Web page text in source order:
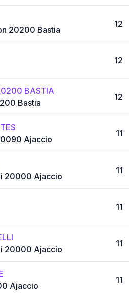
20200 Bastia
12
12
BASTIA
Bastia
12
Ajaccio
11
20000 Ajaccio
11
11
20000 Ajaccio
11
Ajaccio
11